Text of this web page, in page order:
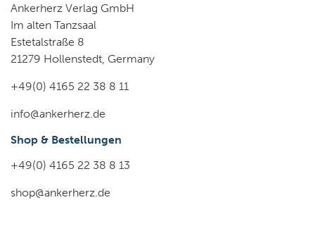
Ankerherz Verlag GmbH
Im alten Tanzsaal
Estetalstraße 8
21279 Hollenstedt, Germany
+49(0) 4165 22 38 8 11
info@ankerherz.de
Shop & Bestellungen
+49(0) 4165 22 38 8 13
shop@ankerherz.de